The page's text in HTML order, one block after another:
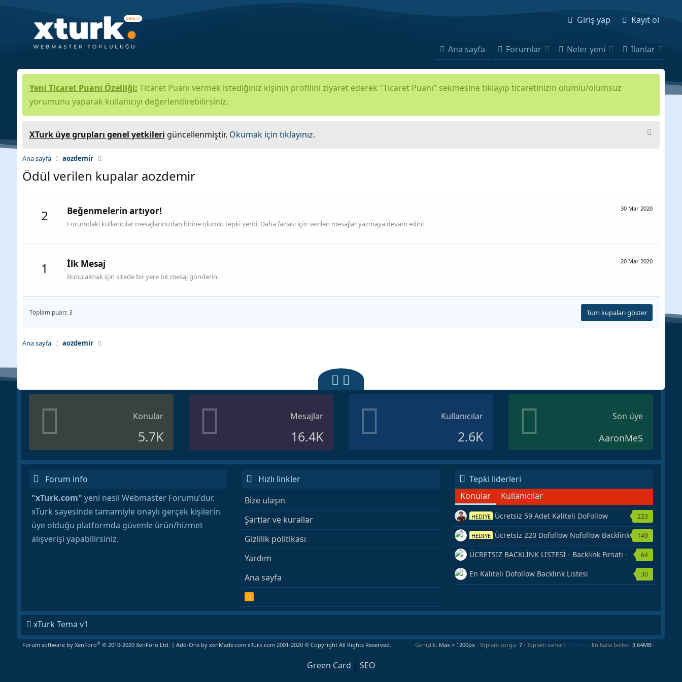
Giriş yap Kayıt ol
Ana sayfa Forumlar Neler yeni İlanlar
Yeni Ticaret Puanı Özelliği: Ticaret Puanı vermek istediğiniz kişinin profilini ziyaret ederek "Ticaret Puanı" sekmesine tıklayıp ticaretinizin olumlu/olumsuz
yorumunu yaparak kullanıcıyı değerlendirebilirsiniz.
XTurk üye grupları genel yetkileri güncellenmiştir. Okumak için tıklayınız.
Ana sayfa aozdemir
Ödül verilen kupalar aozdemir
2 30 Mar 2020
Beğenmelerin artıyor!
Forumdaki kullanıcılar mesajlarınızdan birine olumlu tepki verdi. Daha fazlası için sevilen mesajlar yazmaya devam edin!
1 20 Mar 2020
İlk Mesaj
Bunu almak için sitede bir yere bir mesaj gönderin.
Toplam puan: 3 Tüm kupaları göster
Ana sayfa aozdemir
Konular
5.7K
Mesajlar
16.4K
Kullanıcılar
2.6K
Son üye
AaronMeS
Forum info
"xTurk.com" yeni nesil Webmaster Forumu'dur.
xTurk sayesinde tamamiyle onaylı gerçek kişilerin
üye olduğu platformda güvenle ürün/hizmet
alışverişi yapabilirsiniz.
Hızlı linkler
Bize ulaşın
Şartlar ve kurallar
Gizlilik politikası
Yardım
Ana sayfa
R
S
S
Tepki liderleri
Konular
Kullanıcılar
HEDİYE Ücretsiz 59 Adet Kaliteli DoFollow
Backlink Kaynağı Veriyorum.
223
HEDİYE Ücretsiz 220 Dofollow Nofollow Backlink
Veriyorum
149
ÜCRETSİZ BACKLİNK LİSTESİ - Backlink Fırsatı -
Hemen Yetiş!
64
En Kaliteli Dofollow Backlink Listesi 30
xTurk Tema v1
Forum software by XenForo® © 2010-2020 XenForo Ltd. | Add-Onsby xenMade.com xTurk.com 2001-2020 © Copyright All Rights Reserved. Genişlik Toplam sorgu 7 Toplam zaman 0.0805s En fazla bellek 3.64MB
Green Card | SEO